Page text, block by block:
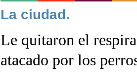
Noticias
La ciudad.
Le quitaron el
atacado por los